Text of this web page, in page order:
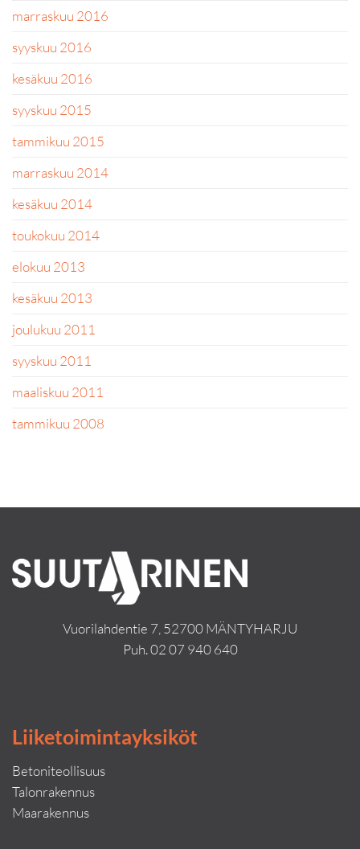
marraskuu 2016
syyskuu 2016
kesäkuu 2016
syyskuu 2015
tammikuu 2015
marraskuu 2014
kesäkuu 2014
toukokuu 2014
elokuu 2013
kesäkuu 2013
joulukuu 2011
syyskuu 2011
maaliskuu 2011
tammikuu 2008
Vuorilahdentie 7, 52700 MÄNTYHARJU
Puh.02 07 940 640
Liiketoimintayksiköt
Betoniteollisuus
Talonrakennus
Maarakennus